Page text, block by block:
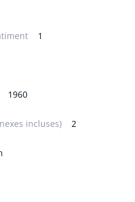
1
1960
incluses) 2